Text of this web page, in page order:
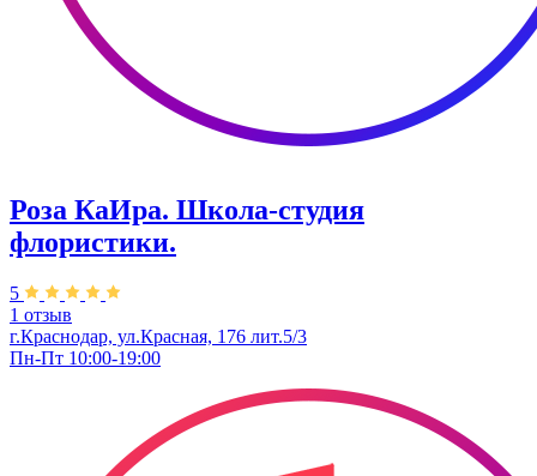
Роза КаИра. Школа-студия
флористики.
5
1 отзыв
г.Краснодар, ул.Красная, 176 лит.5/3
Пн-Пт 10:00-19:00